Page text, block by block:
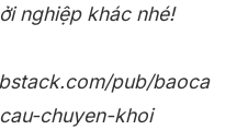
nghiệp khác nhé!
pub/baoca
chuyen-khoi